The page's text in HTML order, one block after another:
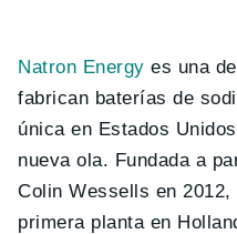
Natron Energy es una
fabrican baterías de
única en Estados
nueva ola. Fundada a
Colin Wessells en
primera planta en